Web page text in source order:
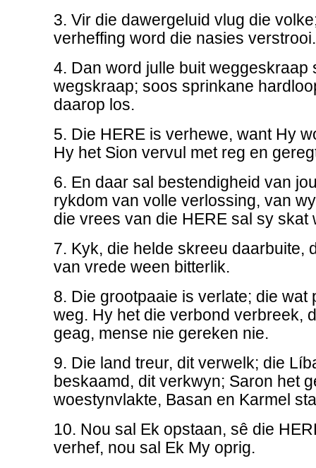
3. Vir die dawergeluid vlug die
verheffing word die nasies verstrooi.
4. Dan word julle buit weggeskraap
wegskraap; soos sprinkane
daarop los.
5. Die HERE is verhewe, want Hy
Hy het Sion vervul met reg en
6. En daar sal bestendigheid van
rykdom van volle verlossing, van
die vrees van die HERE sal sy skat
7. Kyk, die helde skreeu daarbuite,
van vrede ween bitterlik.
8. Die grootpaaie is verlate; die wat
weg. Hy het die verbond verbreek,
geag, mense nie gereken nie.
9. Die land treur, dit verwelk; die
beskaamd, dit verkwyn; Saron het
woestynvlakte, Basan en Karmel
10. Nou sal Ek opstaan, sê die
verhef, nou sal Ek My oprig.